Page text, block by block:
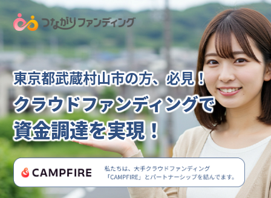
東京都武蔵村山市の方、必見！
クラウドファンディングで
資金調達を実現！